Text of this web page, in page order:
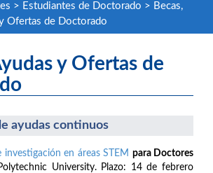
> Estudiantes de Doctorado > Becas,
Ofertas de Doctorado
y Ofertas de
ayudas continuos
investigación en áreas STEM para Doctores
University. Plazo: 14 de febrero